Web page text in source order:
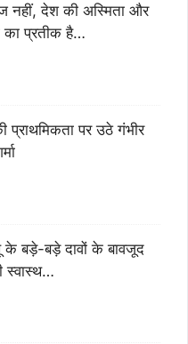
नहीं, देश की अस्मिता और
का प्रतीक है…
पर उठे गंभीर
बड़े-बड़े दावों के बावजूद
स्वास्थ…